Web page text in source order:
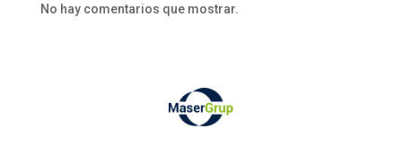
No hay comentarios que mostrar.